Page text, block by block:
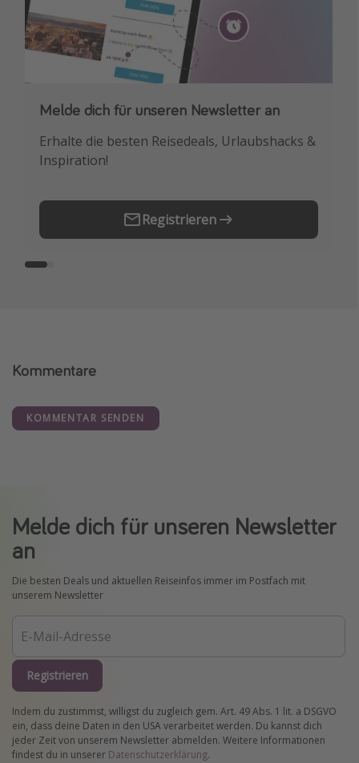
Melde dich für unseren Newsletter an
Erhalte die besten Reisedeals, Urlaubshacks &
Inspiration!
Registrieren
Downloade unsere App
Buche die besten Reiseschnäppchen als
Erstes.
Kommentare
KOMMENTAR SENDEN
Melde dich für unseren Newsletter
an
Die besten Deals und aktuellen Reiseinfos immer im Postfach mit
unserem Newsletter
Registrieren
Indem du zustimmst, willigst du zugleich gem. Art. 49 Abs. 1 lit. a DSGVO
ein, dass deine Daten in den USA verarbeitet werden. Du kannst dich
jeder Zeit von unserem Newsletter abmelden. Weitere Informationen
findest du in unserer Datenschutzerklärung.